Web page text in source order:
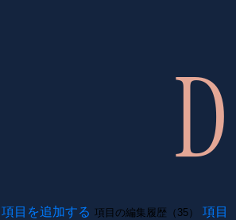
項目を追加する 項目の編集履歴（35）
項目